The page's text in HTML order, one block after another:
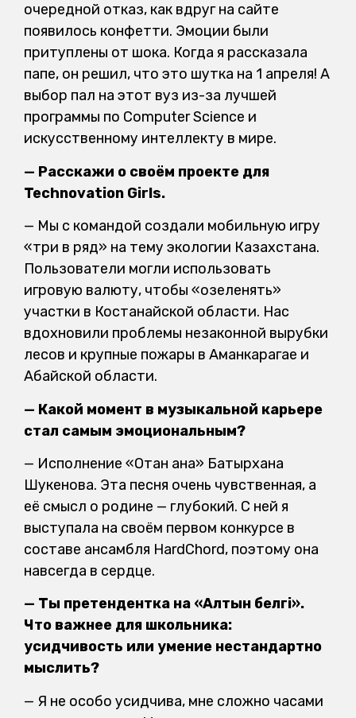
очередной отказ, как вдруг на сайте
появилось конфетти. Эмоции были
притуплены от шока. Когда я рассказала
папе, он решил, что это шутка на 1 апреля! А
выбор пал на этот вуз из-за лучшей
программы по Computer Science и
искусственному интеллекту в мире.
— Расскажи о своём проекте для
Technovation Girls.
— Мы с командой создали мобильную игру
«три в ряд» на тему экологии Казахстана.
Пользователи могли использовать
игровую валюту, чтобы «озеленять»
участки в Костанайской области. Нас
вдохновили проблемы незаконной вырубки
лесов и крупные пожары в Аманкарагае и
Абайской области.
— Какой момент в музыкальной карьере
стал самым эмоциональным?
— Исполнение «Отан ана» Батырхана
Шукенова. Эта песня очень чувственная, а
её смысл о родине — глубокий. С ней я
выступала на своём первом конкурсе в
составе ансамбля HardChord, поэтому она
навсегда в сердце.
— Ты претендентка на «Алтын белгі».
Что важнее для школьника:
усидчивость или умение нестандартно
мыслить?
— Я не особо усидчива, мне сложно часами